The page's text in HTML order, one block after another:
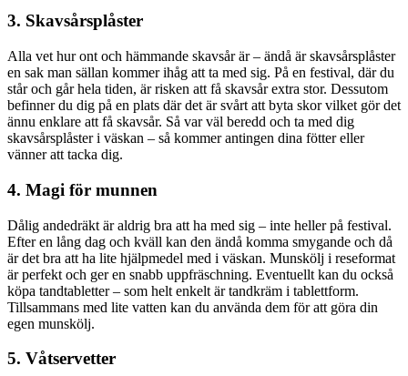
3. Skavsårsplåster
Alla vet hur ont och hämmande skavsår är – ändå är skavsårsplåster
en sak man sällan kommer ihåg att ta med sig. På en festival, där du
står och går hela tiden, är risken att få skavsår extra stor. Dessutom
befinner du dig på en plats där det är svårt att byta skor vilket gör det
ännu enklare att få skavsår. Så var väl beredd och ta med dig
skavsårsplåster i väskan – så kommer antingen dina fötter eller
vänner att tacka dig.
4. Magi för munnen
Dålig andedräkt är aldrig bra att ha med sig – inte heller på festival.
Efter en lång dag och kväll kan den ändå komma smygande och då
är det bra att ha lite hjälpmedel med i väskan. Munskölj i reseformat
är perfekt och ger en snabb uppfräschning. Eventuellt kan du också
köpa tandtabletter – som helt enkelt är tandkräm i tablettform.
Tillsammans med lite vatten kan du använda dem för att göra din
egen munskölj.
5. Våtservetter